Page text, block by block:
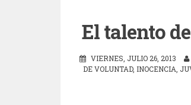
El talento
VIERNES, JULIO 26, 2013
DE VOLUNTAD, INOCENCIA